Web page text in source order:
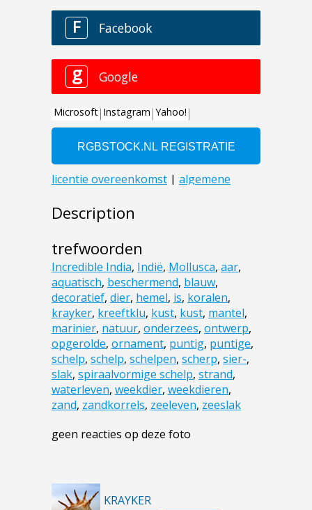
Description
trefwoorden
Incredible India, Indië, Mollusca, aar,
aquatisch, beschermend, blauw,
decoratief, dier, hemel, is, koralen,
krayker, kreeftklu, kust, kust, mantel,
marinier, natuur, onderzees, ontwerp,
opgerolde, ornament, puntig, puntige,
schelp, schelp, schelpen, scherp, sier-,
slak, spiraalvormige schelp, strand,
waterleven, weekdier, weekdieren,
zand, zandkorrels, zeeleven, zeeslak
geen reacties op deze foto
KRAYKER